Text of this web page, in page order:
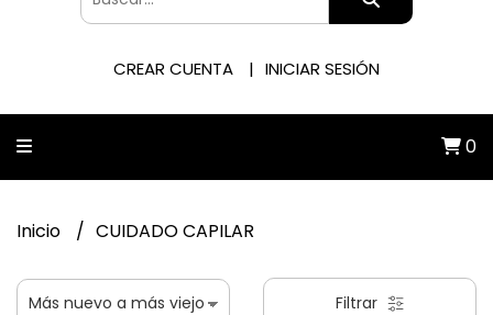
CREAR CUENTA INICIAR SESIÓN
0
Inicio CUIDADO CAPILAR
Filtrar